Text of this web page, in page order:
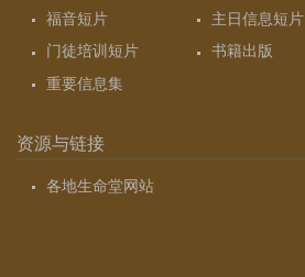
福音短片
主日信息短片
门徒培训短片
书籍出版
重要信息集
资源与链接
各地生命堂网站